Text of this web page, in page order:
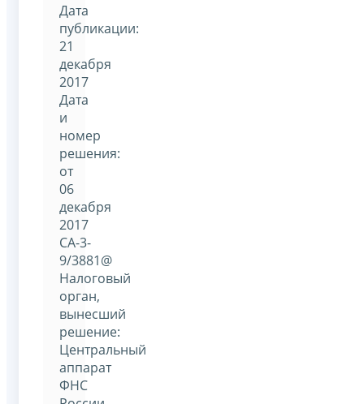
Дата
публикации:
21
декабря
2017
Дата
и
номер
решения:
от
06
декабря
2017
СА-3-
9/3881@
Налоговый
орган,
вынесший
решение:
Центральный
аппарат
ФНС